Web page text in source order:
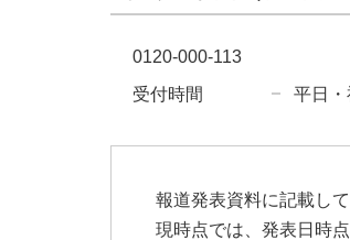
0120-000-113
受付時間
平日
報道発表資料に記載し
現時点では、発表日時